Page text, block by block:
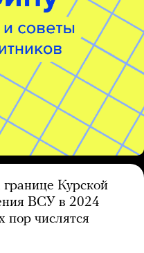
границе Курской
ВСУ в 2024
пор числятся